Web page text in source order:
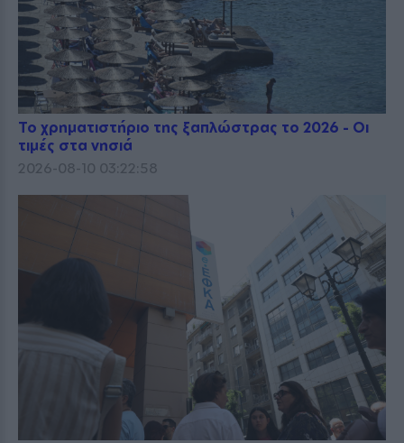
Το χρηματιστήριο της ξαπλώστρας το 2026 - Οι
τιμές στα νησιά
2026-08-10 03:22:58